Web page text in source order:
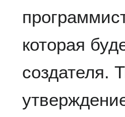
которая
создателя.